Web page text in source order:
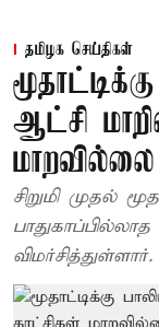
தமிழக செய்திகள்
ஆட்சி
மாறவில்லை
சிறுமி முதல்
விமர்சித்துள்ளார்.